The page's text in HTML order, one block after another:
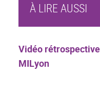
À LIRE AUSSI
Vidéo
MILyon